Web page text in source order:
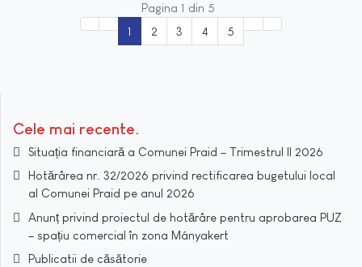
1 2 3 4 5
Pagina 1 din 5
Cele mai recente
Situația financiară a Comunei Praid – Trimestrul II 2026
Hotărârea nr. 32/2026 privind rectificarea bugetului local
al Comunei Praid pe anul 2026
Anunț privind proiectul de hotărâre pentru aprobarea PUZ
– spațiu comercial în zona Mányakert
Publicatii de căsătorie